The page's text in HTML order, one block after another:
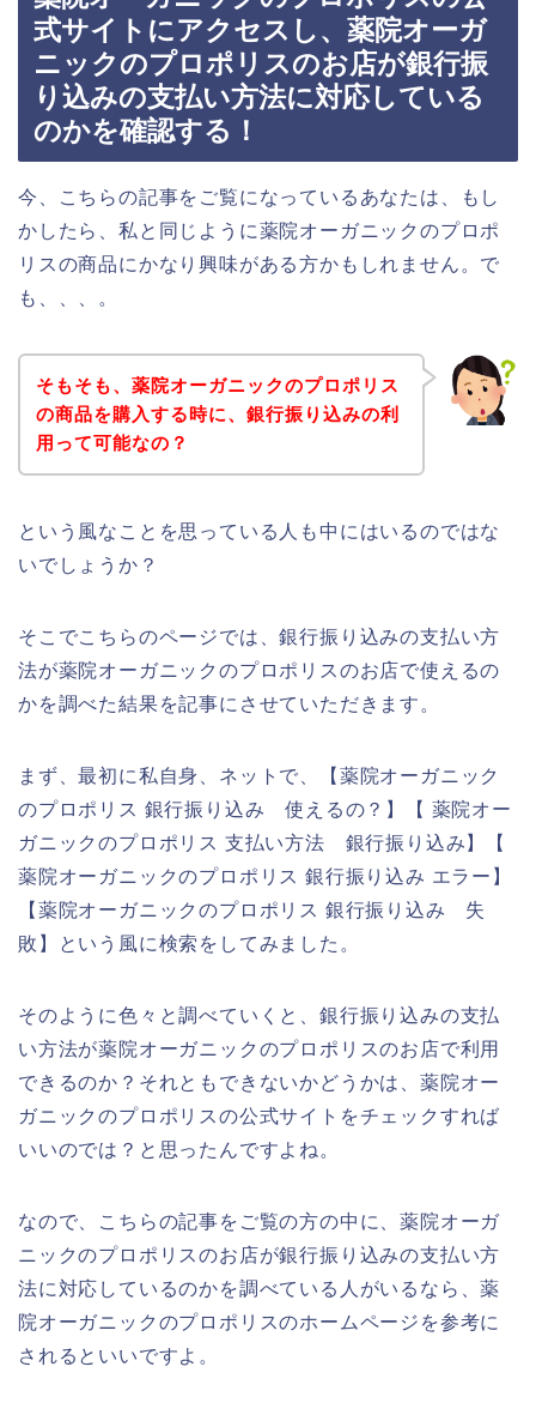
式サイトにアクセスし、薬院オーガ
ニックのプロポリスのお店が銀行振
り込みの支払い方法に対応している
のかを確認する！
今、こちらの記事をご覧になっているあなたは、もし
かしたら、私と同じように薬院オーガニックのプロポ
リスの商品にかなり興味がある方かもしれません。で
も、、、。
そもそも、薬院オーガニックのプロポリス
の商品を購入する時に、銀行振り込みの利
用って可能なの？
という風なことを思っている人も中にはいるのではな
いでしょうか？
そこでこちらのページでは、銀行振り込みの支払い方
法が薬院オーガニックのプロポリスのお店で使えるの
かを調べた結果を記事にさせていただきます。
まず、最初に私自身、ネットで、【薬院オーガニック
のプロポリス 銀行振り込み 使えるの？】【 薬院オー
ガニックのプロポリス 支払い方法 銀行振り込み】【
薬院オーガニックのプロポリス 銀行振り込み エラー】
【薬院オーガニックのプロポリス 銀行振り込み 失
敗】という風に検索をしてみました。
そのように色々と調べていくと、銀行振り込みの支払
い方法が薬院オーガニックのプロポリスのお店で利用
できるのか？それともできないかどうかは、薬院オー
ガニックのプロポリスの公式サイトをチェックすれば
いいのでは？と思ったんですよね。
なので、こちらの記事をご覧の方の中に、薬院オーガ
ニックのプロポリスのお店が銀行振り込みの支払い方
法に対応しているのかを調べている人がいるなら、薬
院オーガニックのプロポリスのホームページを参考に
されるといいですよ。